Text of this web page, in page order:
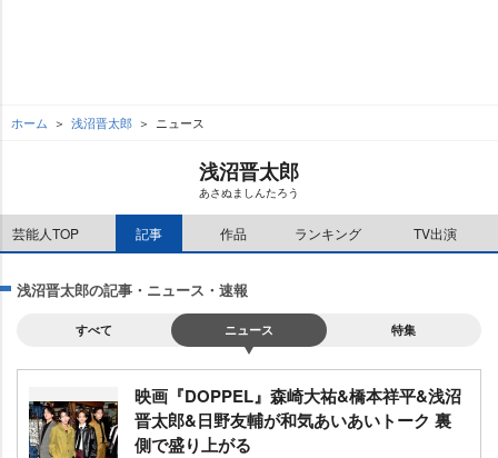
ホーム 浅沼晋太郎 ニュース
浅沼晋太郎
あさぬましんたろう
芸能人TOP 記事 作品 ランキング TV出演
浅沼晋太郎の記事・ニュース・速報
すべて ニュース 特集
映画『DOPPEL』森崎大祐&橋本祥平&浅沼
晋太郎&日野友輔が和気あいあいトーク 裏
側で盛り上がる